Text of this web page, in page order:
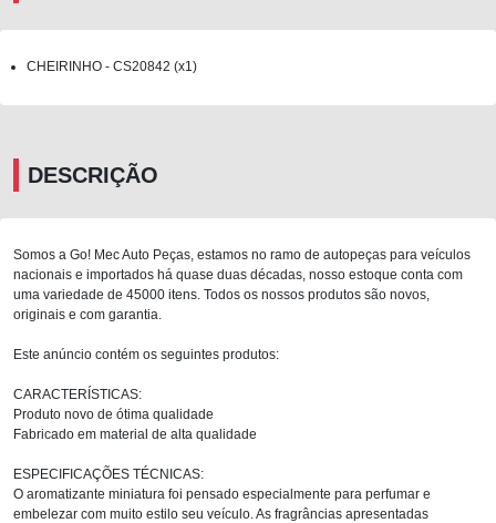
CHEIRINHO - CS20842 (x1)
DESCRIÇÃO
Somos a Go! Mec Auto Peças, estamos no ramo de autopeças para veículos
nacionais e importados há quase duas décadas, nosso estoque conta com
uma variedade de 45000 itens. Todos os nossos produtos são novos,
originais e com garantia.
Este anúncio contém os seguintes produtos:
CARACTERÍSTICAS:
Produto novo de ótima qualidade
Fabricado em material de alta qualidade
ESPECIFICAÇÕES TÉCNICAS:
O aromatizante miniatura foi pensado especialmente para perfumar e
embelezar com muito estilo seu veículo. As fragrâncias apresentadas